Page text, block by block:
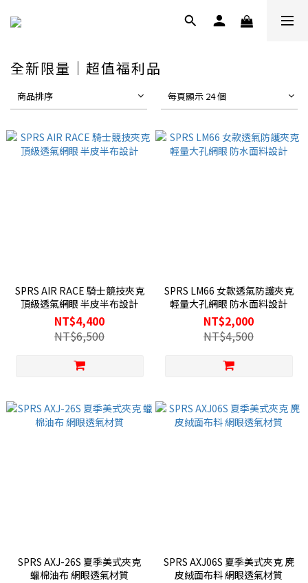
全新限量｜超值福利品
商品排序 每頁顯示 24 個
SPRS AIR RACE 騎士競技夾克
頂級透氣網眼 半皮半布設計
NT$4,400
NT$6,500
SPRS LM66 女款透氣防護夾克
輕量大孔網眼 防水面料設計
NT$2,000
NT$4,500
SPRS AXJ-26S 夏季美式夾克
蠟棉油布 網眼透氣材質
SPRS AXJ06S 夏季美式夾克 麂
皮絨面布料 網眼透氣材質